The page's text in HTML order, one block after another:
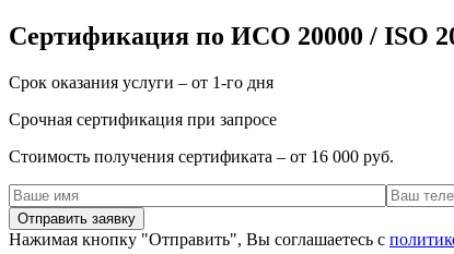
Сертификация по ИСО 20000 / ISO
Срок оказания услуги – от 1-го дня
Срочная сертификация при запросе
Стоимость получения сертификата – от 16 000 руб.
Нажимая кнопку "Отправить", Вы соглашаетесь с